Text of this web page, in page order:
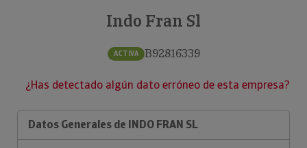
Indo Fran Sl
ACTIVA B92816339
¿Has detectado algún dato erróneo de esta empresa?
Datos Generales de INDO FRAN SL